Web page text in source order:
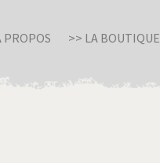
PROPOS >> LA BOUTIQUE